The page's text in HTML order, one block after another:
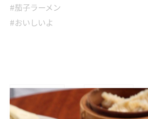
#茄子ラーメン
#おいしいよ
< 前のページ 一覧に戻る